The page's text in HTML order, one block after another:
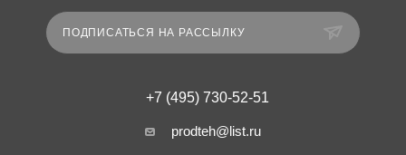
ПОДПИСАТЬСЯ НА РАССЫЛКУ
+7 (495) 730-52-51
prodteh@list.ru